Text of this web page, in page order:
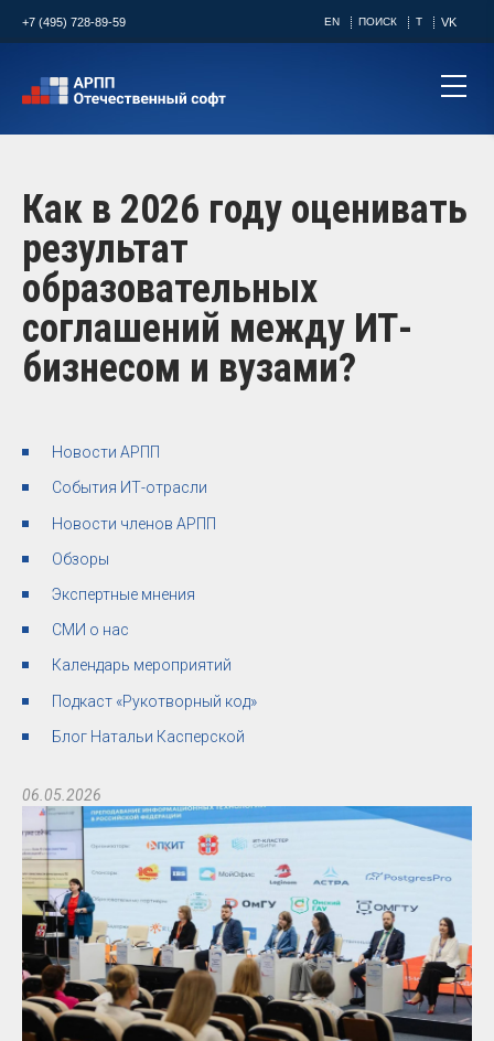
+7 (495) 728-89-59 EN ПОИСК T VK
Как в 2026 году оценивать
результат
образовательных
соглашений между ИТ-
бизнесом и вузами?
Новости АРПП
События ИТ-отрасли
Новости членов АРПП
Обзоры
Экспертные мнения
СМИ о нас
Календарь мероприятий
Подкаст «Рукотворный код»
Блог Натальи Касперской
06.05.2026